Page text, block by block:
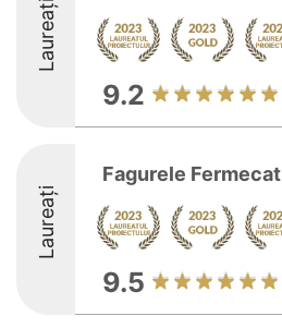
Laureați
9.2
Laureați
Fagurele Fermecat
9.5